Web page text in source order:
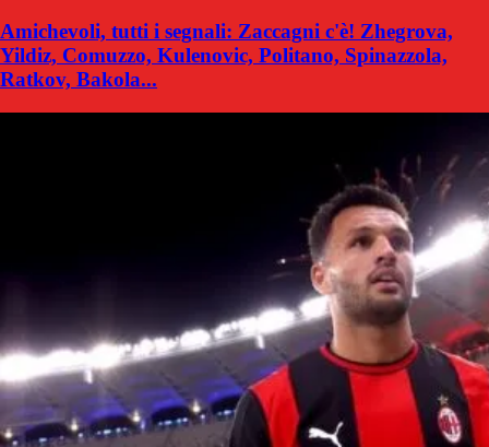
Amichevoli, tutti i segnali: Zaccagni c'è! Zhegrova,
Yildiz, Comuzzo, Kulenovic, Politano, Spinazzola,
Ratkov, Bakola...